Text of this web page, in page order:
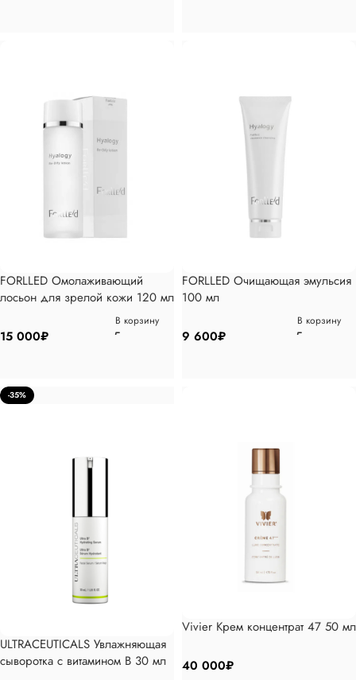
FORLLED Омолаживающий
лосьон для зрелой кожи 120 мл
15 000₽
В корзину
FORLLED Очищающая эмульсия
100 мл
9 600₽
В корзину
-35%
ULTRACEUTICALS Увлажняющая
сыворотка с витамином В 30 мл
Vivier Крем концентрат 47 50 мл
40 000₽